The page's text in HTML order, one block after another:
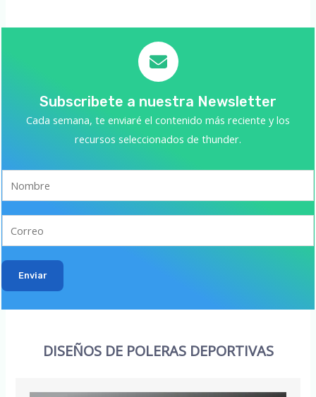
Subscribete a nuestra Newsletter
Cada semana, te enviaré el contenido más reciente y los
recursos seleccionados de thunder.
Enviar
DISEÑOS DE POLERAS DEPORTIVAS